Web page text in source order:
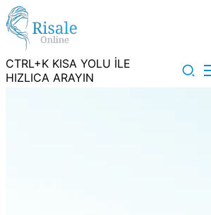
CTRL+K KISA YOLU İLE
HIZLICA ARAYIN